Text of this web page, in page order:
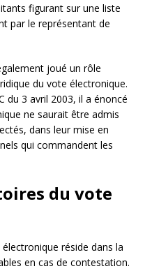
figurant sur une liste
par le représentant de
joué un rôle
du vote électronique.
du 3 avril 2003, il a énoncé
ne saurait être admis
dans leur mise en
qui commandent les
du vote
réside dans la
en cas de contestation.